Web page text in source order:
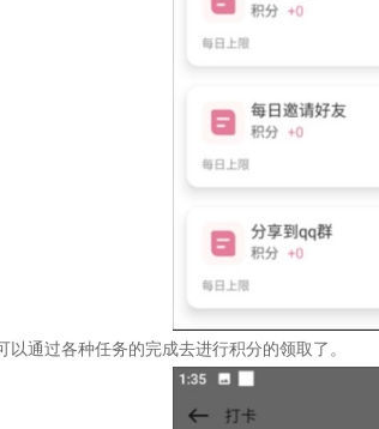
以通过各种任务的完成去进行积分的领取了。